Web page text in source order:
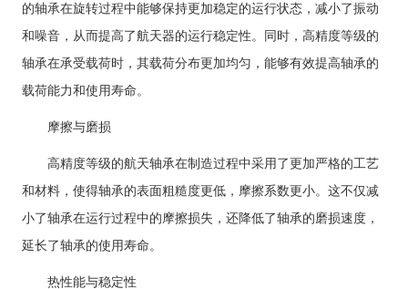
的轴承在旋转过程中能够保持更加稳定的运行状态，减小了振动
和噪音，从而提高了航天器的运行稳定性。同时，高精度等级的
轴承在承受载荷时，其载荷分布更加均匀，能够有效提高轴承的
载荷能力和使用寿命。
摩擦与磨损
高精度等级的航天轴承在制造过程中采用了更加严格的工艺
和材料，使得轴承的表面粗糙度更低，摩擦系数更小。这不仅减
小了轴承在运行过程中的摩擦损失，还降低了轴承的磨损速度，
延长了轴承的使用寿命。
热性能与稳定性